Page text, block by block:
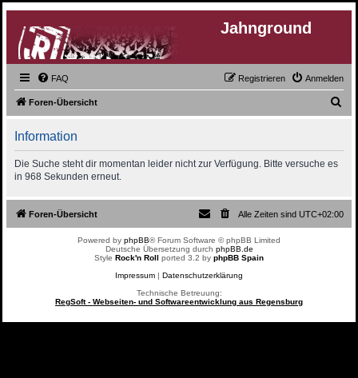
Jahnground
FAQ Anmelden
Registrieren
Foren-Übersicht
Information
Die Suche steht dir momentan leider nicht zur Verfügung. Bitte versuche es
in 968 Sekunden erneut.
Foren-Übersicht Alle Zeiten sind UTC+02:00
Powered by phpBB® Forum Software © phpBB Limited
Deutsche Übersetzung durch phpBB.de
Style Rock'n Roll ported 3.2 by phpBB Spain
Impressum | Datenschutzerklärung
Technische Betreuung:
RegSoft - Webseiten- und Softwareentwicklung aus Regensburg